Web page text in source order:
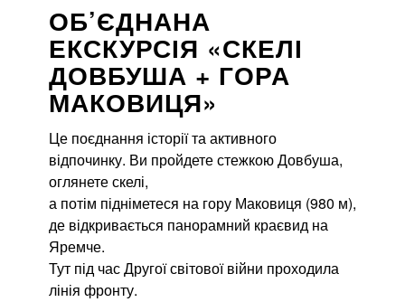
ОБ’ЄДНАНА
ЕКСКУРСІЯ «СКЕЛІ
ДОВБУША + ГОРА
МАКОВИЦЯ»
Це поєднання історії та активного
відпочинку. Ви пройдете стежкою Довбуша,
оглянете скелі,
а потім підніметеся на гору Маковиця (980 м),
де відкривається панорамний краєвид на
Яремче.
Тут під час Другої світової війни проходила
лінія фронту.